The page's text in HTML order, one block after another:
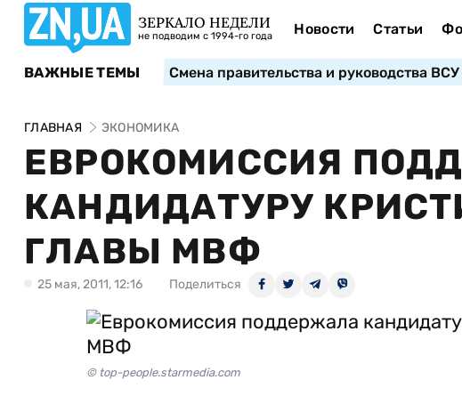
ЗЕРКАЛО НЕДЕЛИ
не подводим с 1994-го года Новости Статьи
ВАЖНЫЕ ТЕМЫ Смена правительства и руководства ВСУ
ГЛАВНАЯ ЭКОНОМИКА
ЕВРОКОМИССИЯ
КАНДИДАТУРУ
ГЛАВЫ МВФ
25 мая, 2011, 12:16 Поделиться
© top-people.starmedia.com